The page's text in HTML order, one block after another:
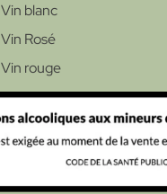
Vin blanc
Vin Rosé
Vin rouge